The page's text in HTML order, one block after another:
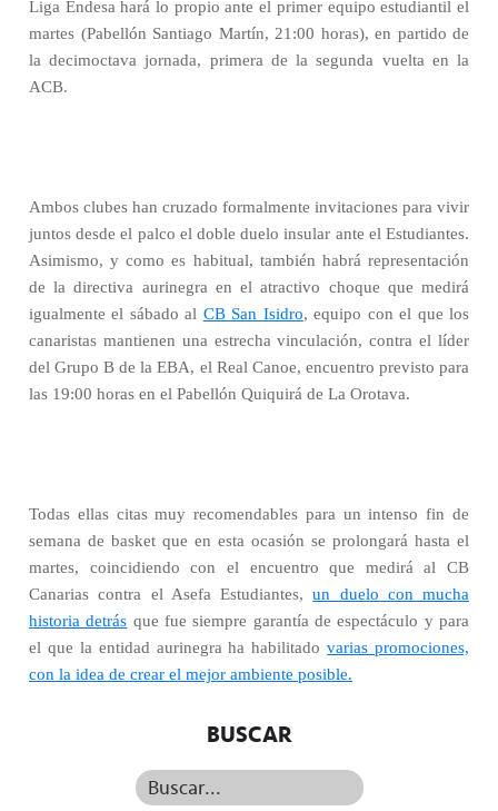
Liga Endesa hará lo propio ante el primer equipo estudiantil el
martes (Pabellón Santiago Martín, 21:00 horas), en partido de
la decimoctava jornada, primera de la segunda vuelta en la
ACB.
Ambos clubes han cruzado formalmente invitaciones para vivir
juntos desde el palco el doble duelo insular ante el Estudiantes.
Asimismo, y como es habitual, también habrá representación
de la directiva aurinegra en el atractivo choque que medirá
igualmente el sábado al CB San Isidro, equipo con el que los
canaristas mantienen una estrecha vinculación, contra el líder
del Grupo B de la EBA, el Real Canoe, encuentro previsto para
las 19:00 horas en el Pabellón Quiquirá de La Orotava.
Todas ellas citas muy recomendables para un intenso fin de
semana de basket que en esta ocasión se prolongará hasta el
martes, coincidiendo con el encuentro que medirá al CB
Canarias contra el Asefa Estudiantes,un duelo con mucha
historia detrás que fue siempre garantía de espectáculo y para
el que la entidad aurinegra ha habilitadovarias promociones,
con la idea de crear el mejor ambiente posible.
BUSCAR
Buscar...